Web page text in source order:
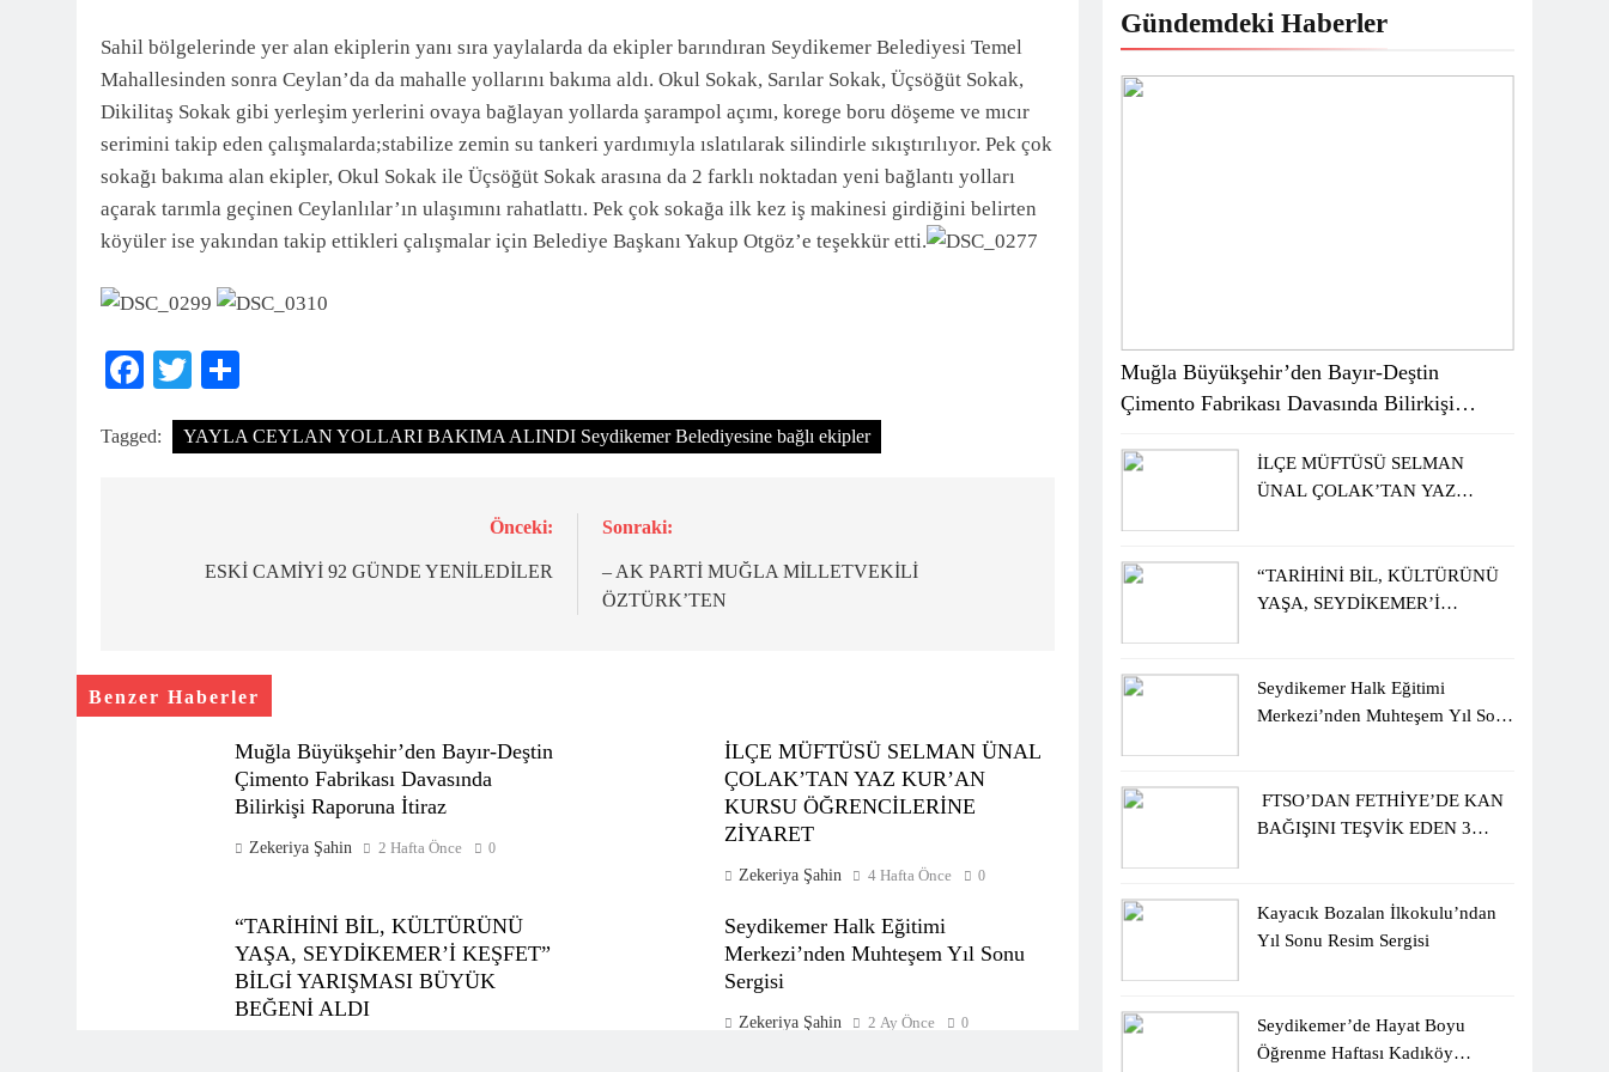
Sahil bölgelerinde yer alan ekiplerin yanı sıra yaylalarda da ekipler barındıran Seydikemer Belediyesi Temel
Mahallesinden sonra Ceylan’da da mahalle yollarını bakıma aldı. Okul Sokak, Sarılar Sokak, Üçsöğüt Sokak,
Dikilitaş Sokak gibi yerleşim yerlerini ovaya bağlayan yollarda şarampol açımı, korege boru döşeme ve mıcır
serimini takip eden çalışmalarda;stabilize zemin su tankeri yardımıyla ıslatılarak silindirle sıkıştırılıyor. Pek çok
sokağı bakıma alan ekipler, Okul Sokak ile Üçsöğüt Sokak arasına da 2 farklı noktadan yeni bağlantı yolları
açarak tarımla geçinen Ceylanlılar’ın ulaşımını rahatlattı. Pek çok sokağa ilk kez iş makinesi girdiğini belirten
köyüler ise yakından takip ettikleri çalışmalar için Belediye Başkanı Yakup Otgöz’e teşekkür etti.
Facebook
Twitter
Tagged: YAYLA CEYLAN YOLLARI BAKIMA ALINDI Seydikemer Belediyesine bağlı ekipler
gezinmesi
Önceki:
ESKİ CAMİYİ 92 GÜNDE YENİLEDİLER
Sonraki:
– AK PARTİ MUĞLA MİLLETVEKİLİ
ÖZTÜRK’TEN
Benzer Haberler
Muğla Büyükşehir’den Bayır-Deştin
Çimento Fabrikası Davasında
Bilirkişi Raporuna İtiraz
Zekeriya Şahin 2 Hafta Önce 0
İLÇE MÜFTÜSÜ SELMAN ÜNAL
ÇOLAK’TAN YAZ KUR’AN
KURSU ÖĞRENCİLERİNE
ZİYARET
Zekeriya Şahin 4 Hafta Önce 0
“TARİHİNİ BİL, KÜLTÜRÜNÜ
YAŞA, SEYDİKEMER’İ KEŞFET”
BİLGİ YARIŞMASI BÜYÜK
BEĞENİ ALDI
Seydikemer Halk Eğitimi
Merkezi’nden Muhteşem Yıl Sonu
Sergisi
Zekeriya Şahin 2 Ay Önce 0
Gündemdeki Haberler
Muğla Büyükşehir’den Bayır-Deştin
Çimento Fabrikası Davasında Bilirkişi
İLÇE MÜFTÜSÜ SELMAN
ÜNAL ÇOLAK’TAN YAZ
“TARİHİNİ BİL, KÜLTÜRÜNÜ
YAŞA, SEYDİKEMER’İ
Seydikemer Halk Eğitimi
Merkezi’nden Muhteşem Yıl Sonu
FTSO’DAN FETHİYE’DE KAN
BAĞIŞINI TEŞVİK EDEN 3
Kayacık Bozalan İlkokulu’ndan
Yıl Sonu Resim Sergisi
Seydikemer’de Hayat Boyu
Öğrenme Haftası Kadıköy